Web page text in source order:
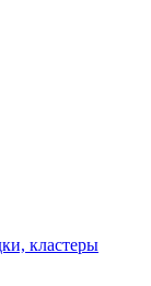
кластеры